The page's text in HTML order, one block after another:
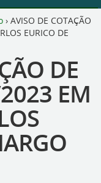
› AVISO DE COTAÇÃO
EURICO DE
DE
EM